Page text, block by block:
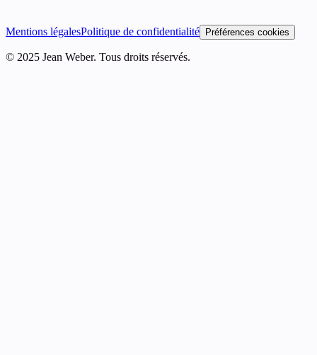
Mentions légalesPolitique de confidentialité Préférences cookies
© 2025 Jean Weber. Tous droits réservés.